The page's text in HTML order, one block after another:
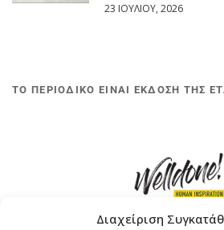
Διαχείριση
23 ΙΟΥΛΊΟΥ, 2026
ΤΟ ΠΕΡΙΟΔΙΚΟ ΕΙΝΑΙ ΕΚΔΟΣΗ ΤΗΣ